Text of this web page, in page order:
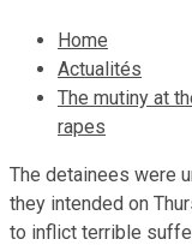
Home
Actualités
The mutiny at
rapes
The detainees were
they intended on
to inflict terrible